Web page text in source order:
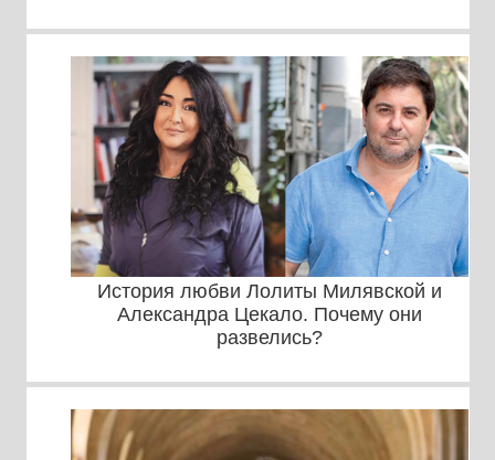
История любви Лолиты Милявской и
Александра Цекало. Почему они
развелись?